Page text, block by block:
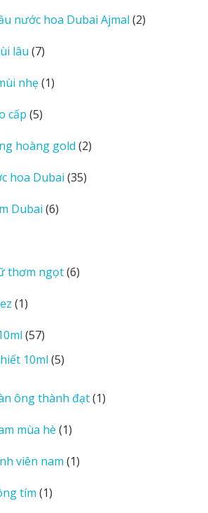
s
phẩm
nước hoa Dubai Ajmal 22
lâu 77
phẩm
nhẹ 11
cấp 55
phẩm
hoàng gold 22
hoa Dubai 3535
Dubai 66
thơm ngọt 66
11
phẩm
5757
sản
phẩm
10ml 55
phẩm
ông thành đạt 11
mùa hè 11
phẩm
viên nam 11
tím 11